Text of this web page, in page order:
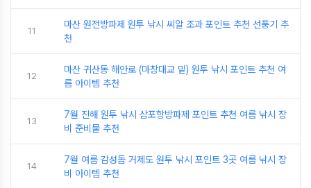
11
마산 원전방파제 원투 낚시 씨알 조과 포인트 추천 선풍기 추
천
12
마산 귀산동 해안로 (마창대교 밑) 원투 낚시 포인트 추천 여
름 아이템 추천
13
7월 진해 원투 낚시 삼포항방파제 포인트 추천 여름 낚시 장
비 준비물 추천
14
7월 여름 감성돔 거제도 원투 낚시 포인트 3곳 여름 낚시 장
비 아이템 추천